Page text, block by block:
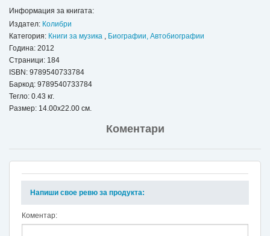
Информация за книгата:
Издател: Колибри
Категория: Книги за музика , Биографии, Автобиографии
Година: 2012
Страници: 184
ISBN: 9789540733784
Баркод: 9789540733784
Тегло: 0.43 кг.
Размер: 14.00x22.00 см.
Коментари
Напиши свое ревю за продукта:
Коментар: